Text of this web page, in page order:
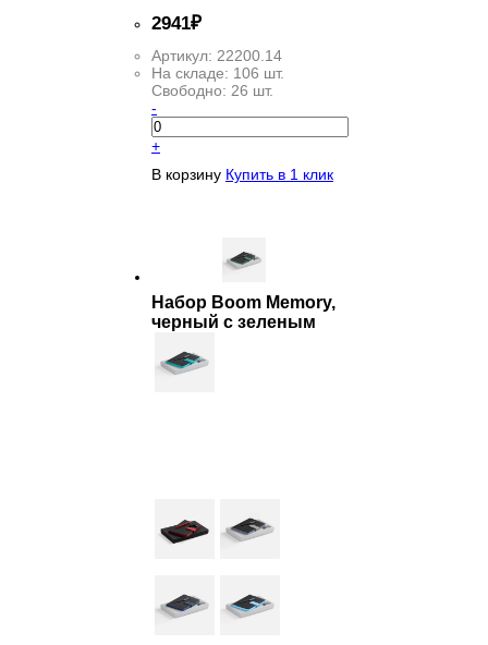
2941₽
Артикул: 22200.14
На складе: 106 шт.
Свободно: 26 шт.
-
+
В корзину Купить в 1 клик
Набор Boom Memory,
черный с зеленым